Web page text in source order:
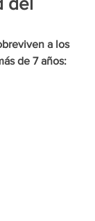
a los
de 7 años: